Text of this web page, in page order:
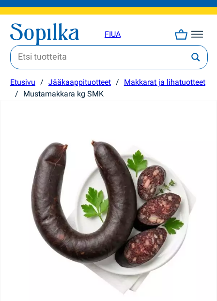
FIUA
Etusivu / Jääkaappituotteet /
Makkarat ja lihatuotteet
/
Mustamakkara kg SMK